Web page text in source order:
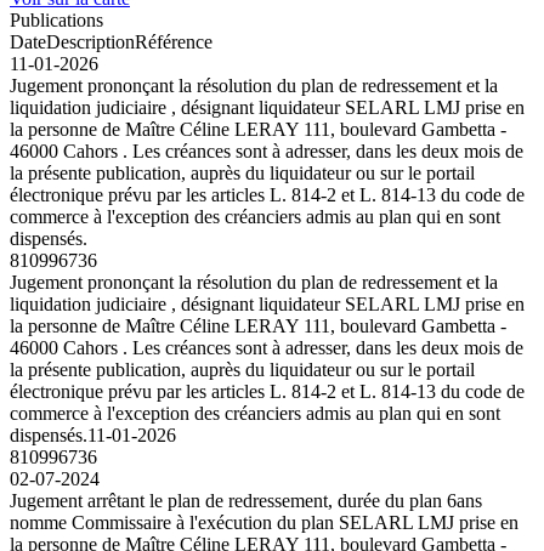
Publications
DateDescriptionRéférence
11-01-2026
Jugement prononçant la résolution du plan de redressement et la
liquidation judiciaire , désignant liquidateur SELARL LMJ prise en
la personne de Maître Céline LERAY 111, boulevard Gambetta -
46000 Cahors . Les créances sont à adresser, dans les deux mois de
la présente publication, auprès du liquidateur ou sur le portail
électronique prévu par les articles L. 814-2 et L. 814-13 du code de
commerce à l'exception des créanciers admis au plan qui en sont
dispensés.
810996736
Jugement prononçant la résolution du plan de redressement et la
liquidation judiciaire , désignant liquidateur SELARL LMJ prise en
la personne de Maître Céline LERAY 111, boulevard Gambetta -
46000 Cahors . Les créances sont à adresser, dans les deux mois de
la présente publication, auprès du liquidateur ou sur le portail
électronique prévu par les articles L. 814-2 et L. 814-13 du code de
commerce à l'exception des créanciers admis au plan qui en sont
dispensés.11-01-2026
810996736
02-07-2024
Jugement arrêtant le plan de redressement, durée du plan 6ans
nomme Commissaire à l'exécution du plan SELARL LMJ prise en
la personne de Maître Céline LERAY 111, boulevard Gambetta -